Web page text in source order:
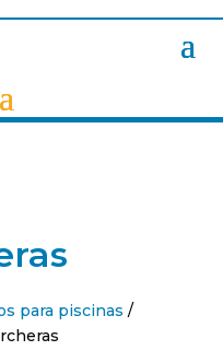
para piscinas /